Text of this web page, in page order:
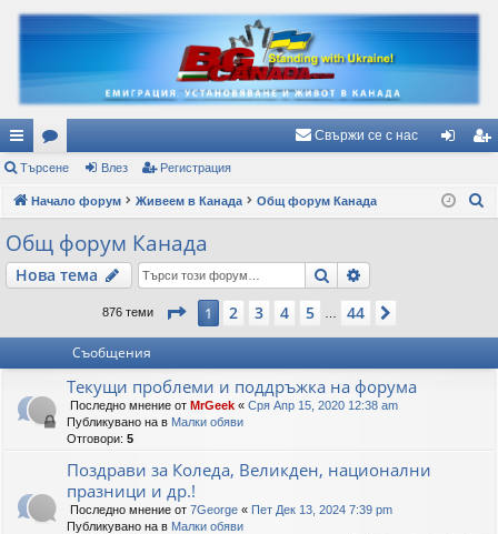
ъ
рз
и
вр
ки
ор
ум
Свържи се с нас
з ис
Търсене Влез Регистрация
Начало форум Живеем в Канада Общ форум Канада
Общ форум Канада
Нова тема Търсене
876 теми Страница от 44
1 2 3 4 5 44
Съобщения
Текущи проблеми и поддръжка на форума
Последно мнение от MrGeek « Сря Апр 15, 2020 12:38 am
Публикувано на в Малки обяви
Отговори: 5
Поздрави за Коледа, Великден, национални
празници и др.!
Последно мнение от 7George « Пет Дек 13, 2024 7:39 pm
Публикувано на в Малки обяви